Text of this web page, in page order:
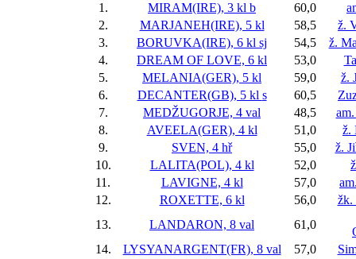
1.
MIRAM(IRE), 3 kl b 60,0
2.
MARJANEH(IRE), 5 kl 58,5
ž.
3.
BORUVKA(IRE), 6 kl sj 54,5
ž.
4.
DREAM OF LOVE, 6 kl 53,0
5.
MELANIA(GER), 5 kl 59,0
ž.
6.
DECANTER(GB), 5 kl s 60,5
7.
MEDŽUGORJE, 4 val 48,5
8.
AVEELA(GER), 4 kl 51,0
ž.
9.
SVEN, 4 hř 55,0
ž.
10.
LALITA(POL), 4 kl 52,0
11.
LAVIGNE, 4 kl 57,0
12.
ROXETTE, 6 kl 56,0
žk.
13.
LANDARON, 8 val 61,0
14.
LYSYANARGENT(FR), 8 val 57,0